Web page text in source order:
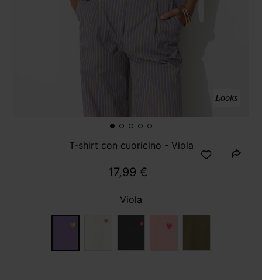
Looks
T-shirt con cuoricino - Viola
17,99 €
Viola